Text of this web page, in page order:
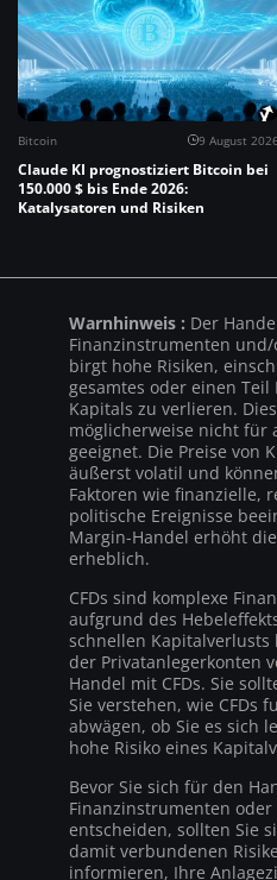
Bitcoin 9 August 2026
Claude KI prognostiziert Bitcoin bei
150.000 $ bis Ende 2026:
Katalysatoren und Risiken
Warnhinweis : Der
Finanzinstrumenten
birgt hohe Risiken,
gesamtes oder einen
Kapitals zu verlieren.
möglicherweise nicht für
geeignet. Die Preise von
äußerst volatil und
Faktoren wie finanzielle,
politische Ereignisse
Margin-Handel erhöht
erheblich.
CFDs sind komplexe
aufgrund des
schnellen Kapitalverlusts
der Privatanlegerkonten
Handel mit CFDs. Sie
Sie verstehen, wie CFDs
abwägen, ob Sie es sich
hohe Risiko eines
Bevor Sie sich für den
Finanzinstrumenten
entscheiden, sollten Sie
damit verbundenen
informieren, Ihre